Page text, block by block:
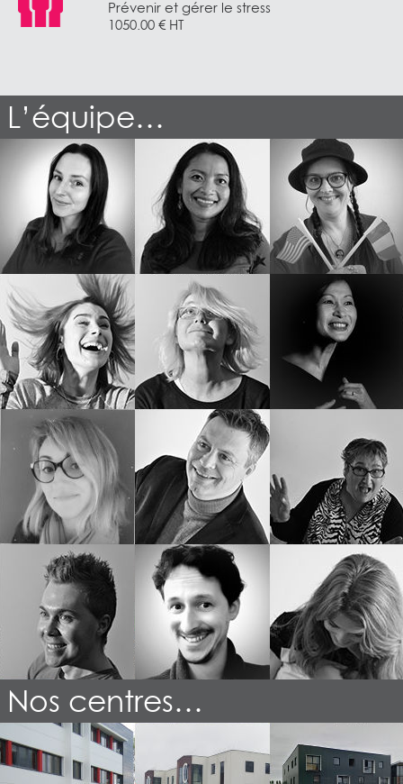
Prévenir et gérer le stress
1050.00 € HT
L’équipe…
Charlotte
Conseillère
formation
Rennes
Tersi
formatrice
Marie-laure
Responsable
Pédagogique
IDLangues
Saint Herblain
Jade
formatrice
Nantes
Élizabeth
assistante de
formation
Nantes
Chhor VY
formatrice
Nantes
Ludivine
Manager
commerciale
Saint-Herblain
Thierry
directeur
pédagogique et
technique
Saint-Herblain
formatrice
Saint Herblain
John
formateur
Nantes
julien
formateur
Brest
Suzanne
formatrice
Saint-Nazaire
Nos centres…